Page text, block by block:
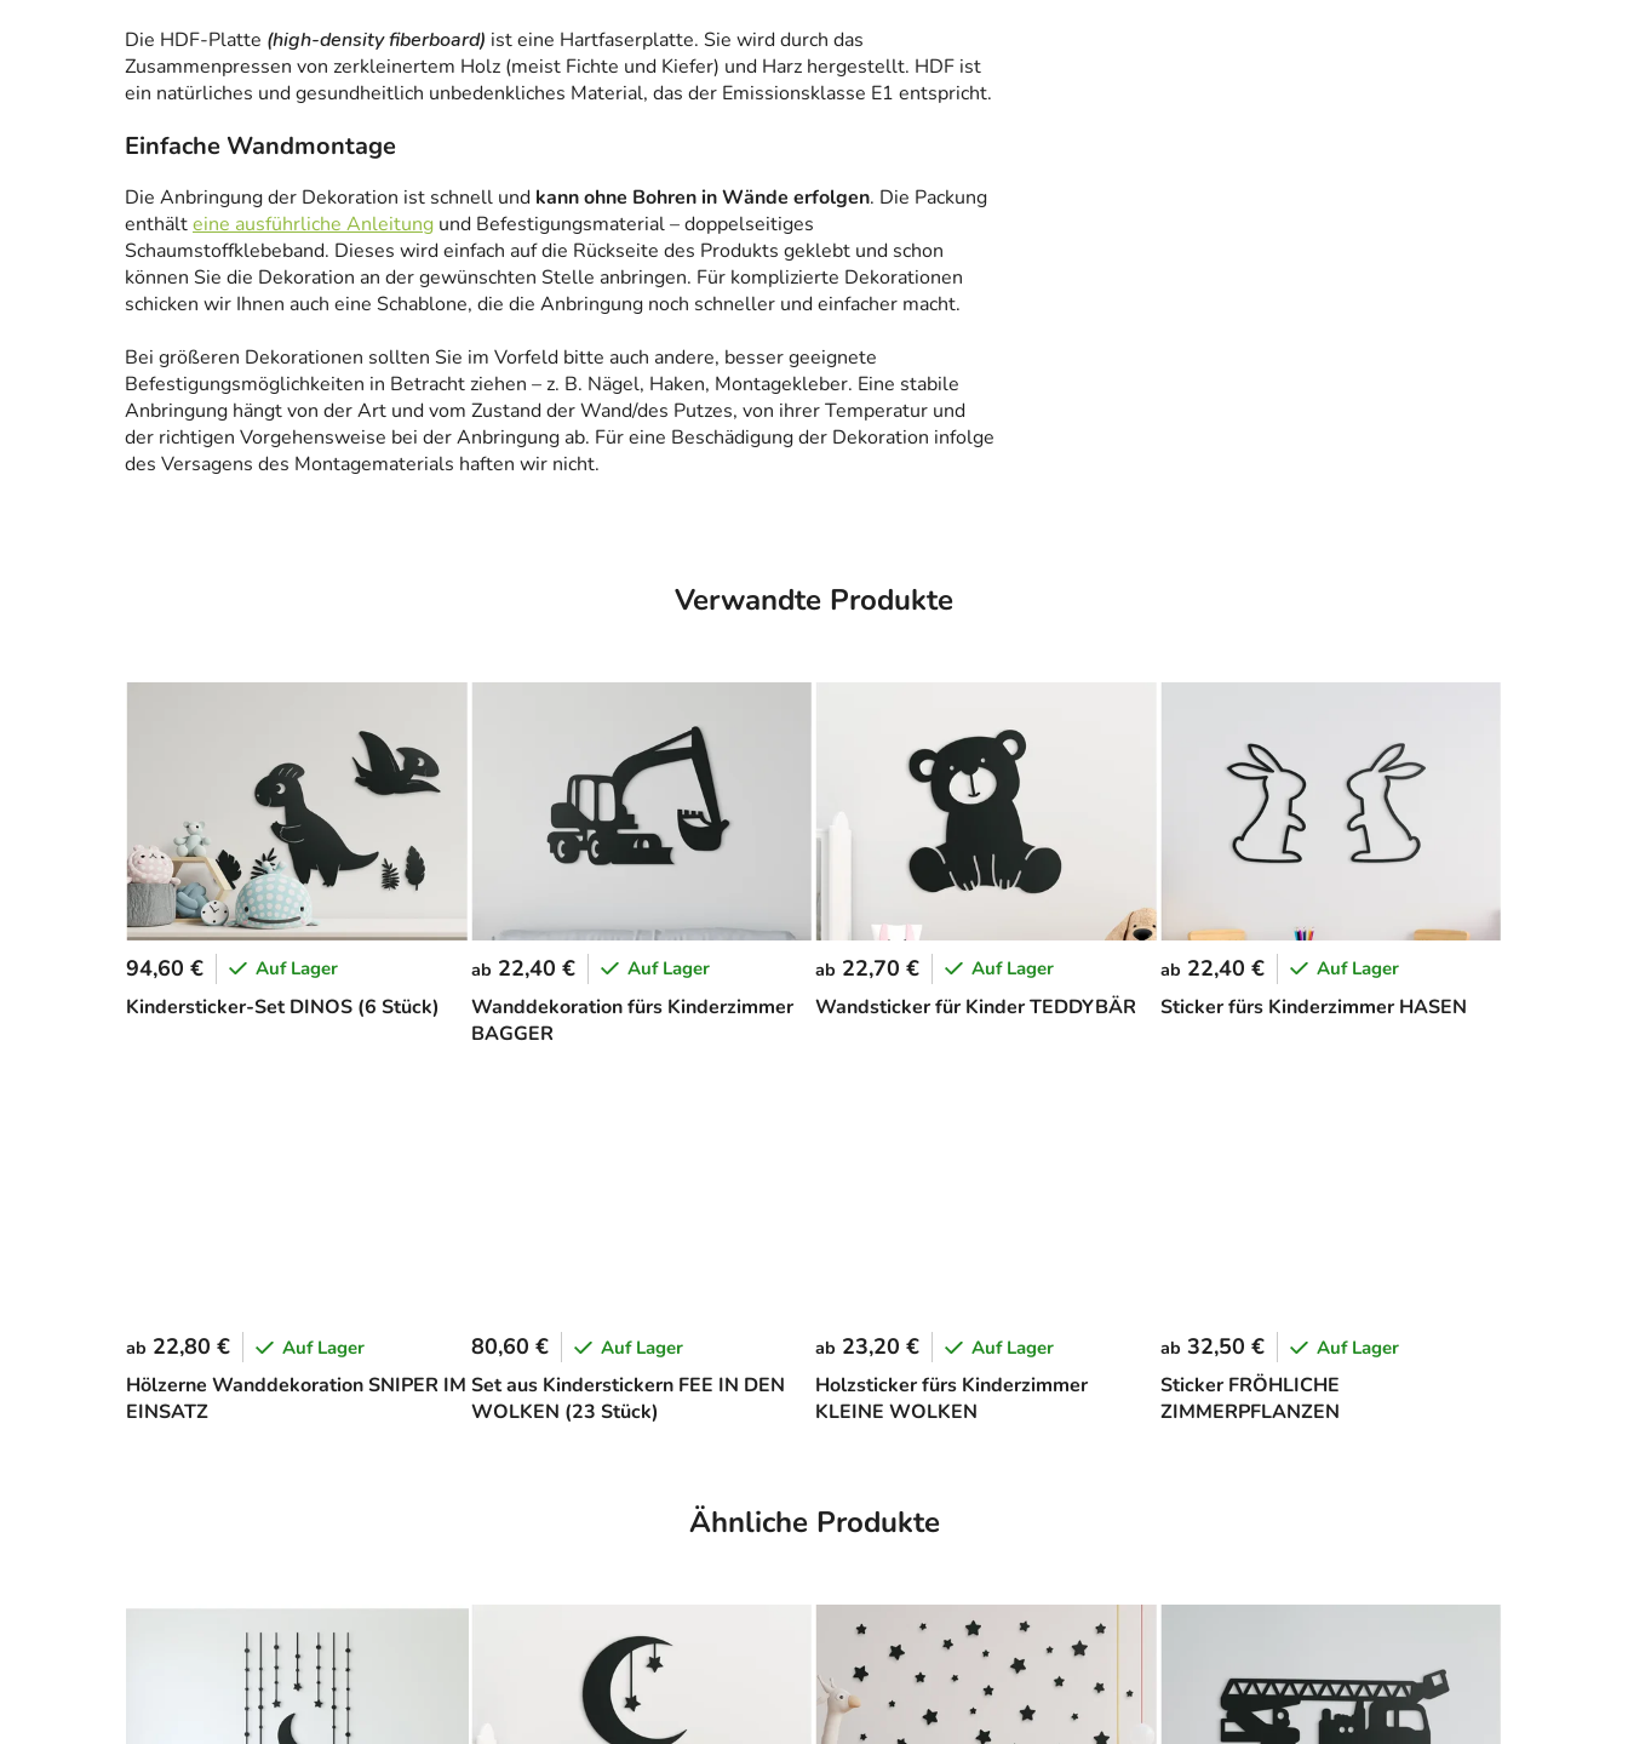
Die HDF-Platte (high-density fiberboard) ist eine Hartfaserplatte. Sie wird durch das
Zusammenpressen von zerkleinertem Holz (meist Fichte und Kiefer) und Harz hergestellt. HDF ist
ein natürliches und gesundheitlich unbedenkliches Material, das der Emissionsklasse E1 entspricht.
Einfache Wandmontage
Die Anbringung der Dekoration ist schnell und kann ohne Bohren in Wände erfolgen. Die Packung
enthälteine ausführliche Anleitung und Befestigungsmaterial – doppelseitiges
Schaumstoffklebeband. Dieses wird einfach auf die Rückseite des Produkts geklebt und schon
können Sie die Dekoration an der gewünschten Stelle anbringen. Für komplizierte Dekorationen
schicken wir Ihnen auch eine Schablone, die die Anbringung noch schneller und einfacher macht.
Bei größeren Dekorationen sollten Sie im Vorfeld bitte auch andere, besser geeignete
Befestigungsmöglichkeiten in Betracht ziehen – z. B. Nägel, Haken, Montagekleber. Eine stabile
Anbringung hängt von der Art und vom Zustand der Wand/des Putzes, von ihrer Temperatur und
der richtigen Vorgehensweise bei der Anbringung ab. Für eine Beschädigung der Dekoration infolge
des Versagens des Montagematerials haften wir nicht.
Verwandte Produkte
Kindersticker-Set DINOS (6 Stück)
94,60 € Auf Lager
Wanddekoration fürs Kinderzimmer
BAGGER
ab 22,40 € Auf Lager
Wandsticker für Kinder TEDDYBÄR
ab 22,70 € Auf Lager
Sticker fürs Kinderzimmer HASEN
ab 22,40 € Auf Lager
Hölzerne Wanddekoration SNIPER IM
EINSATZ
ab 22,80 € Auf Lager
Set aus Kinderstickern FEE IN DEN
WOLKEN (23 Stück)
80,60 € Auf Lager
Holzsticker fürs Kinderzimmer
KLEINE WOLKEN
ab 23,20 € Auf Lager
Sticker FRÖHLICHE
ZIMMERPFLANZEN
ab 32,50 € Auf Lager
Ähnliche Produkte